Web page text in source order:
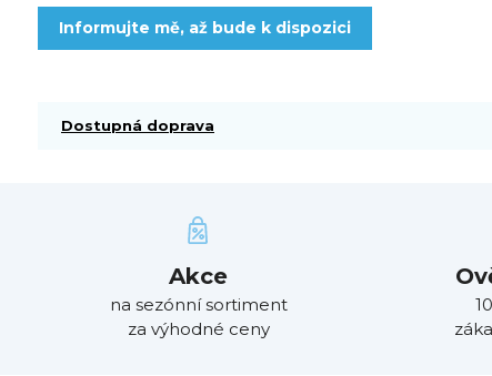
Informujte mě, až bude k dispozici
Dostupná doprava
Akce
na sezónní sortiment
za výhodné ceny